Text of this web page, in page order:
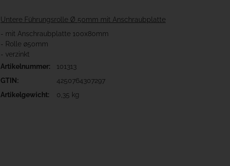
Untere Führungsrolle Ø 50mm mit Anschraubplatte
- mit Anschraubplatte 100x80mm
- Rolle ø50mm
- verzinkt
Artikelnummer:
101313
GTIN:
4250764307297
Artikelgewicht:
0,35 kg